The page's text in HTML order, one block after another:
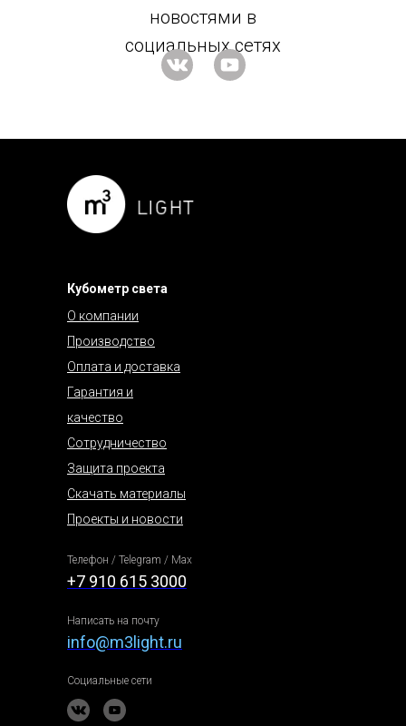
новостями в
социальных сетях
О компании
Производство
Оплата и доставка
Гарантия и
качество
Сотрудничество
Защита проекта
Скачать материалы
Проекты и новости
Кубометр света
+7 910 615 3000
Телефон / Telegram / Max
info@m3light.ru
Написать на почту
Социальные сети